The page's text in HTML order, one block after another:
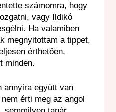
számomra, hogy
vagy Ildikó
Ha valamiben
megnyitottam a tippet,
érthetően,
minden.
annyira együtt van
érti meg az angol